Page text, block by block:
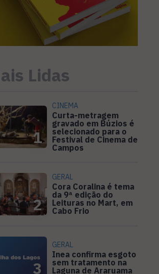
Lidas
1
CINEMA
Curta-metragem
gravado em Búzios é
selecionado para o
Festival de Cinema de
Campos
2
GERAL
Cora Coralina é tema
da 9ª edição do
Leituras no Mart, em
Cabo Frio
3
GERAL
Inea confirma esgoto
sem tratamento na
Laguna de Araruama